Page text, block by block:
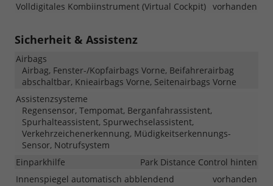
Volldigitales Kombiinstrument (Virtual Cockpit) vorhanden
Sicherheit & Assistenz
Airbags
Airbag, Fenster-/Kopfairbags Vorne, Beifahrerairbag
abschaltbar, Knieairbags Vorne, Seitenairbags Vorne
Assistenzsysteme
Regensensor, Tempomat, Berganfahrassistent,
Spurhalteassistent, Spurwechselassistent,
Verkehrzeichenerkennung, Müdigkeitserkennungs-
Sensor, Notrufsystem
Einparkhilfe
Park Distance Control hinten
Innenspiegel automatisch abblendend
vorhanden